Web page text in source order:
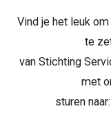
Vind je het leuk
te
van Stichting
met
sturen naar: